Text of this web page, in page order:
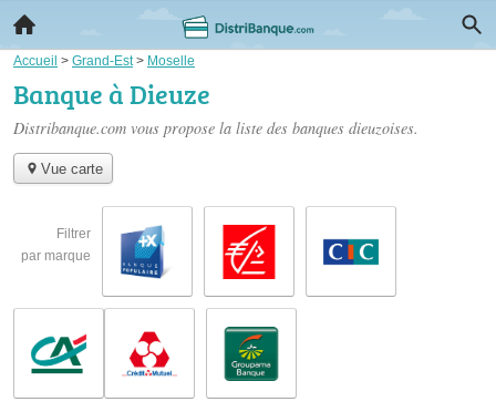
Accueil > Grand-Est> Moselle
Banque à Dieuze
Distribanque.com vous propose la liste des banques dieuzoises.
Vue carte
Filtrer
par marque